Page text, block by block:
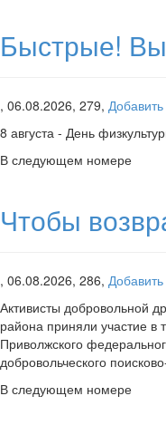
Быстрые!
, 06.08.2026, 279,
8 августа - День
В следующем номере
Чтобы
, 06.08.2026, 286,
Активисты добровольной
района приняли участие в
Приволжского
добровольческого
В следующем номере